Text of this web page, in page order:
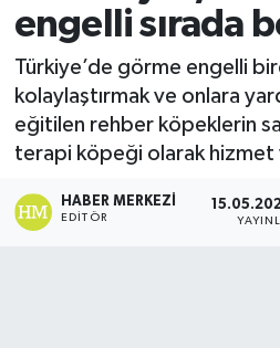
engelli sırada
Türkiye’de görme engelli
kolaylaştırmak ve onlara
eğitilen rehber köpeklerin
terapi köpeği olarak hizmet
HABER MERKEZI
EDITÖR
Çevre
Dünya
Eğitim
Son Dakika Haberleri
Haber Arşivi